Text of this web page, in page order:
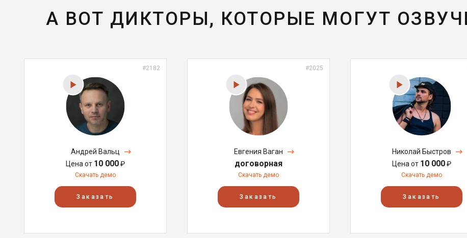
А ВОТ ДИКТОРЫ, КОТОРЫЕ МОГУТ
#2182
Андрей Вальц
Цена от 10 000₽
Скачать демо
Заказать
#2025
Евгения Ваган
договорная
Скачать демо
Заказать
Николай Быстров
Цена от 10 000₽
Скачать демо
Заказать